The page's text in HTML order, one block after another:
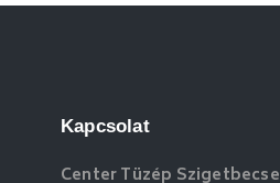
Kapcsolat
Center Tüzép Szigetbecse